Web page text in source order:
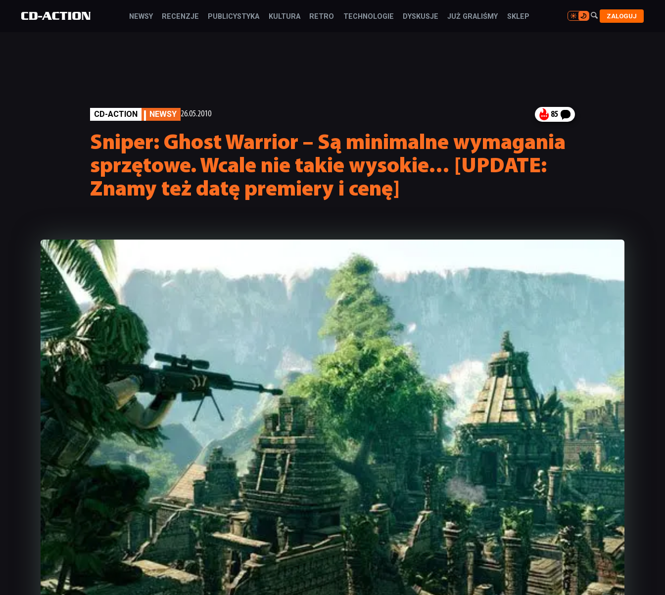
NEWSY RECENZJE PUBLICYSTYKA KULTURA RETRO TECHNOLOGIE DYSKUSJE JUŻ GRALIŚMY SKLEP 
 ZALOGUJ
CD-ACTION NEWSY 26.05.2010 85
Sniper: Ghost Warrior – Są minimalne wymagania
sprzętowe. Wcale nie takie wysokie… [UPDATE:
Znamy też datę premiery i cenę]